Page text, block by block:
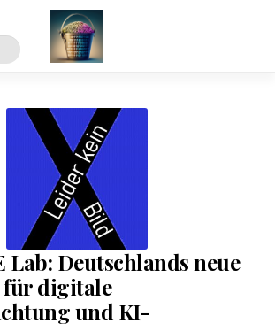
Lab: Deutschlands neue
digitale
und KI-